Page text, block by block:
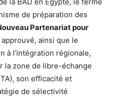
de préparation des
Partenariat pour
ainsi que le
à l’intégration régionale,
la zone de libre-échange
son efficacité et
de sélectivité